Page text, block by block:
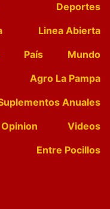
Deportes
Linea Abierta
País
Mundo
Agro La Pampa
Anuales
Opinion
Videos
Entre Pocillos